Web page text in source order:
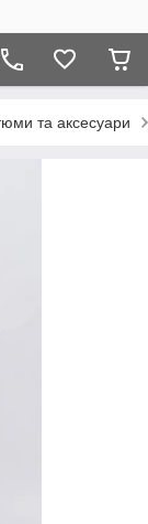
та аксесуари